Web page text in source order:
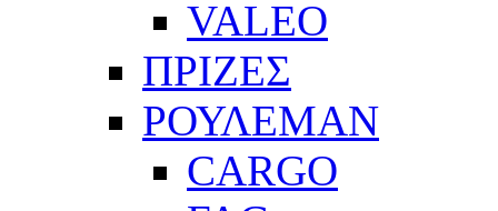
VALEO
ΠΡΙΖΕΣ
ΡΟΥΛΕΜΑΝ
CARGO